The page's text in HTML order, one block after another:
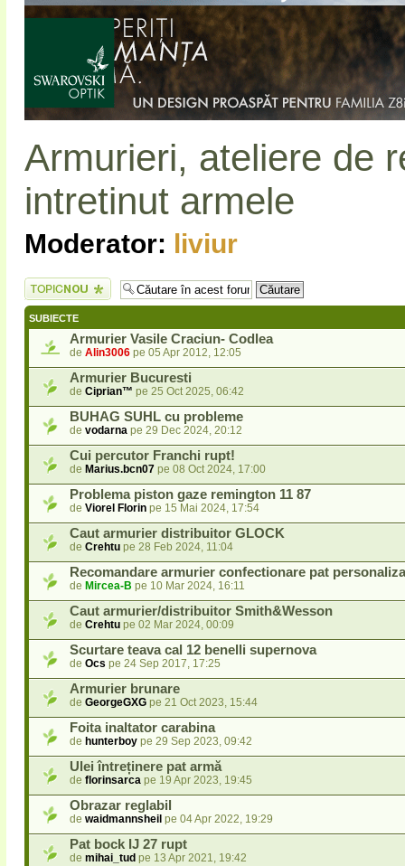
Armurieri, ateliere de
intretinut armele
Moderator: liviur
Scrie un subiect
nou
SUBIECTE
Armurier Vasile Craciun- Codlea
de Alin3006 pe 05 Apr 2012, 12:05
Armurier Bucuresti
de Ciprian™ pe 25 Oct 2025, 06:42
BUHAG SUHL cu probleme
de vodarna pe 29 Dec 2024, 20:12
Cui percutor Franchi rupt!
de Marius.bcn07 pe 08 Oct 2024, 17:00
Problema piston gaze remington 11 87
de Viorel Florin pe 15 Mai 2024, 17:54
Caut armurier distribuitor GLOCK
de Crehtu pe 28 Feb 2024, 11:04
Recomandare armurier confectionare pat
de Mircea-B pe 10 Mar 2024, 16:11
Caut armurier/distribuitor Smith&Wesson
de Crehtu pe 02 Mar 2024, 00:09
Scurtare teava cal 12 benelli supernova
de Ocs pe 24 Sep 2017, 17:25
Armurier brunare
de GeorgeGXG pe 21 Oct 2023, 15:44
Foita inaltator carabina
de hunterboy pe 29 Sep 2023, 09:42
Ulei întreținere pat armă
de florinsarca pe 19 Apr 2023, 19:45
Obrazar reglabil
de waidmannsheil pe 04 Apr 2022, 19:29
Pat bock IJ 27 rupt
de mihai_tud pe 13 Apr 2021, 19:42